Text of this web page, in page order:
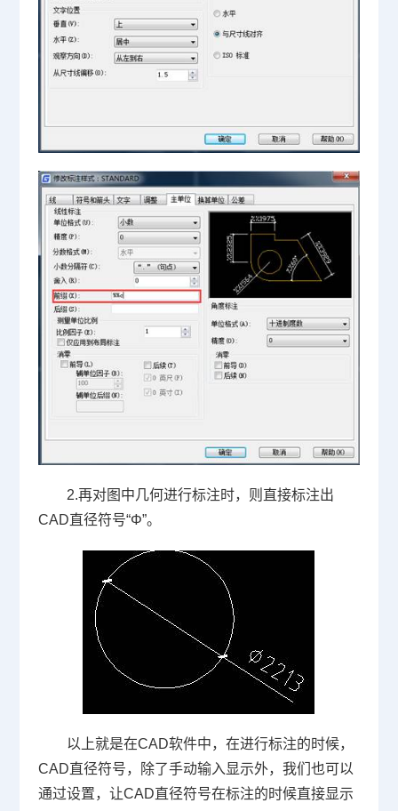
2.再对图中几何进行标注时，则直接标注出
CAD直径符号“Φ”。
以上就是在CAD软件中，在进行标注的时候，
CAD直径符号，除了手动输入显示外，我们也可以
通过设置，让CAD直径符号在标注的时候直接显示